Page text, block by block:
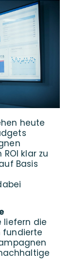
heute
klar zu
Basis
liefern die
fundierte